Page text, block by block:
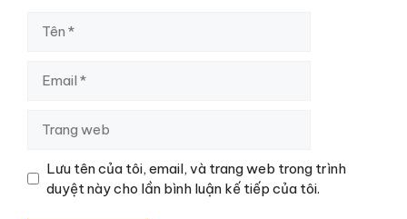
web
Lưu tên của tôi, email, và trang web trong trình
duyệt này cho lần bình luận kế tiếp của tôi.